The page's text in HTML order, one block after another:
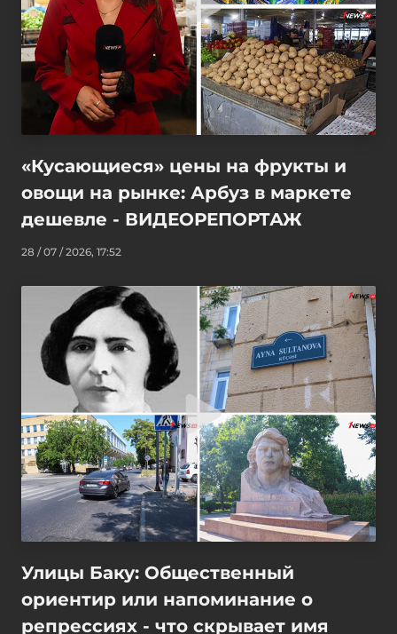
«Кусающиеся» цены на фрукты и
овощи на рынке: Арбуз в маркете
дешевле - ВИДЕОРЕПОРТАЖ
28 / 07 / 2026, 17:52
Улицы Баку: Общественный
ориентир или напоминание о
репрессиях - что скрывает имя